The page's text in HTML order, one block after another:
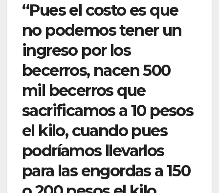
“Pues el costo es que
no podemos tener un
ingreso por los
becerros, nacen 500
mil becerros que
sacrificamos a 10 pesos
el kilo, cuando pues
podríamos llevarlos
para las engordas a 150